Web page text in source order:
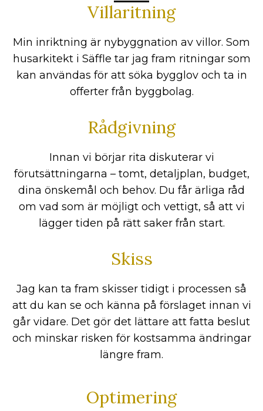
Villaritning
Min inriktning är nybyggnation av villor. Som
husarkitekt i Säffle tar jag fram ritningar som
kan användas för att söka bygglov och ta in
offerter från byggbolag.
Rådgivning
Innan vi börjar rita diskuterar vi
förutsättningarna – tomt, detaljplan, budget,
dina önskemål och behov. Du får ärliga råd
om vad som är möjligt och vettigt, så att vi
lägger tiden på rätt saker från start.
Skiss
Jag kan ta fram skisser tidigt i processen så
att du kan se och känna på förslaget innan vi
går vidare. Det gör det lättare att fatta beslut
och minskar risken för kostsamma ändringar
längre fram.
Optimering